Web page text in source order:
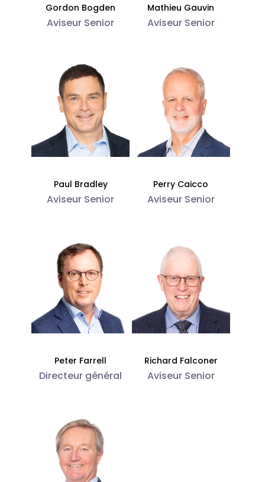
Gordon Bogden
Aviseur Senior
Mathieu Gauvin
Aviseur Senior
Paul Bradley
Aviseur Senior
Perry Caicco
Aviseur Senior
Peter Farrell
Directeur général
Richard Falconer
Aviseur Senior